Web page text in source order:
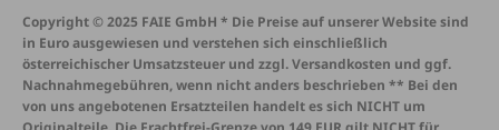
Copyright © 2025 FAIE GmbH * Die Preise auf unserer Website sind
in Euro ausgewiesen und verstehen sich einschließlich
österreichischer Umsatzsteuer und zzgl. Versandkosten und ggf.
Nachnahmegebühren, wenn nicht anders beschrieben ** Bei den
von uns angebotenen Ersatzteilen handelt es sich NICHT um